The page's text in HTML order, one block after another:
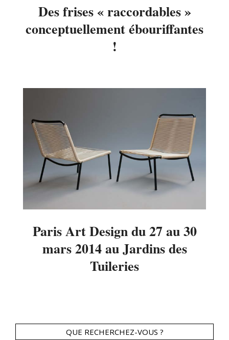
Des frises « raccordables »
conceptuellement ébouriffantes
!
16
Paris Art Design du 27 au 30
mars 2014 au Jardins des
Tuileries
QUE RECHERCHEZ-VOUS ?